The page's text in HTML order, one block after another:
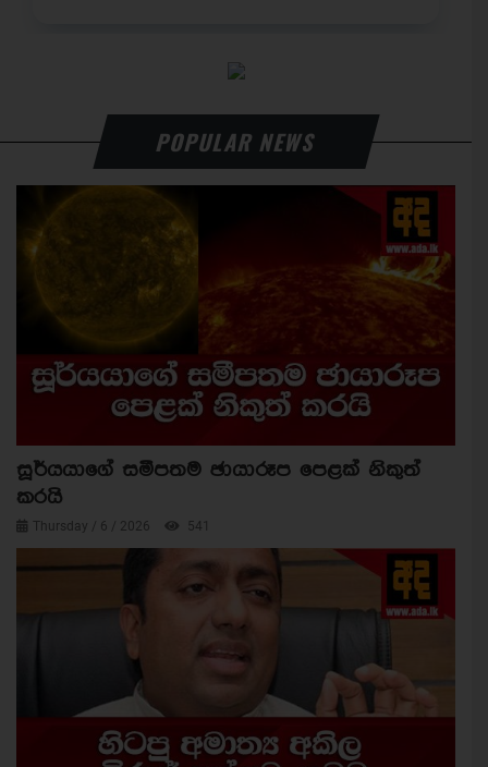
POPULAR NEWS
සූර්යයාගේ සමීපතම ඡායාරූප පෙළක් නිකුත්
කරයි
Thursday / 6 / 2026 541